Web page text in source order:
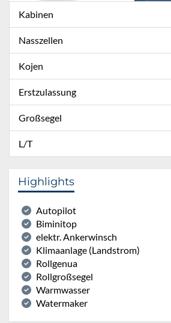
Kabinen
Nasszellen
Kojen
Erstzulassung
Großsegel
L/T
Highlights
Autopilot
Biminitop
elektr. Ankerwinsch
Klimaanlage (Landstrom)
Rollgenua
Rollgroßsegel
Warmwasser
Watermaker